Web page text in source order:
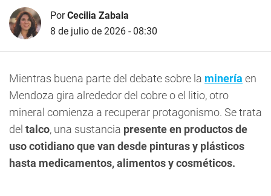
PorCecilia Zabala
8 de julio de 2026 - 08:30
Mientras buena parte del debate sobre la minería en
Mendoza gira alrededor del cobre o el litio, otro
mineral comienza a recuperar protagonismo. Se trata
del talco, una sustancia presente en productos de
uso cotidiano que van desde pinturas y plásticos
hasta medicamentos, alimentos y cosméticos.